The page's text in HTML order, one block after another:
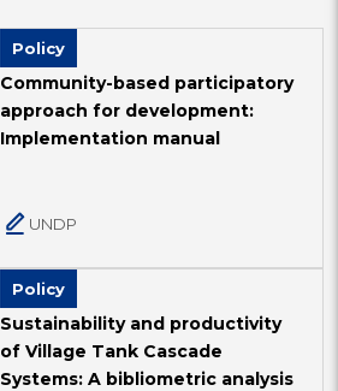
Policy
Community-based participatory
approach for development:
Implementation manual
UNDP
Policy
Sustainability and productivity
of Village Tank Cascade
Systems: A bibliometric analysis